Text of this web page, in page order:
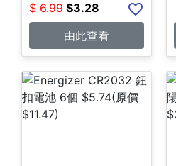
$ 6.99 $3.28
由此查看